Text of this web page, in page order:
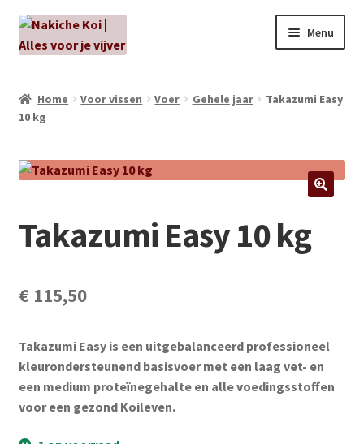
Ga
door
Ga
naar
Menu
Kabouters
Algenbehandeling
Aansluitmateriaal
Pakketten
Home Voor vissen Voer Gehele jaar
Takazumi Easy
10 kg
Takazumi Easy 10 kg
€115,50
Takazumi Easy is een uitgebalanceerd professioneel
kleurondersteunend basisvoer met een laag vet- en
een medium proteïnegehalte en alle voedingsstoffen
voor een gezond Koileven.